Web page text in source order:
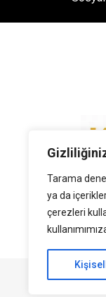
Tarama
ya da
çerezleri
Tüm